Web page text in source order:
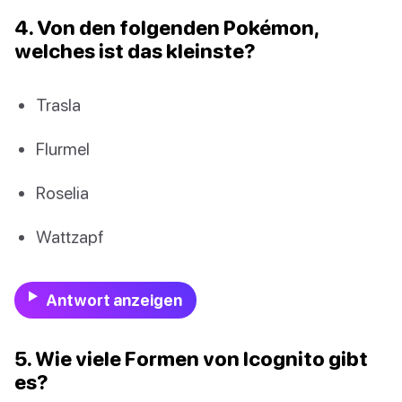
4. Von den folgenden Pokémon,
welches ist das kleinste?
Trasla
Flurmel
Roselia
Wattzapf
Antwort anzeigen
5. Wie viele Formen von Icognito gibt
es?